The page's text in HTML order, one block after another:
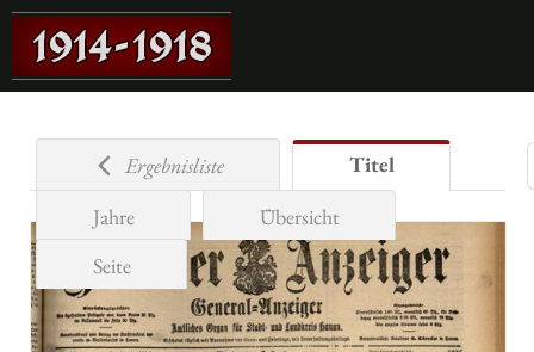
Ergebnisliste
Titel
Jahre
Übersicht
Seite